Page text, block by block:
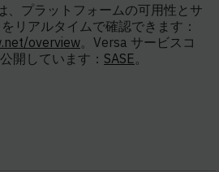
、プラットフォームの可用性とサ
リアルタイムで確認できます：
overview。Versa サービスコ
開しています： SASE。